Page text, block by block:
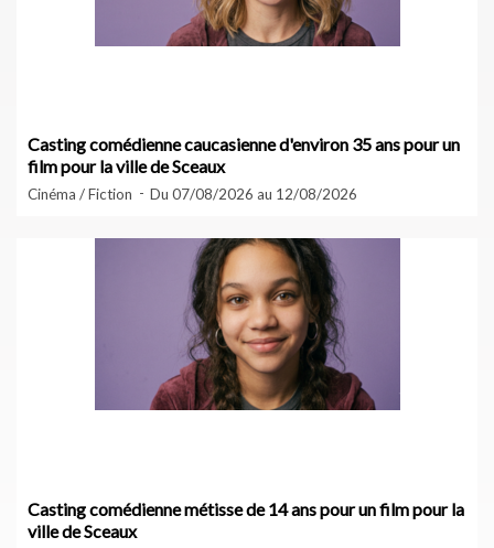
Casting comédienne caucasienne d'environ 35 ans pour un
film pour la ville de Sceaux
Cinéma / Fiction Du 07/08/2026 au 12/08/2026
Casting comédienne métisse de 14 ans pour un film pour la
ville de Sceaux